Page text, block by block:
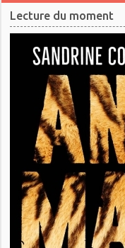
Lecture du moment